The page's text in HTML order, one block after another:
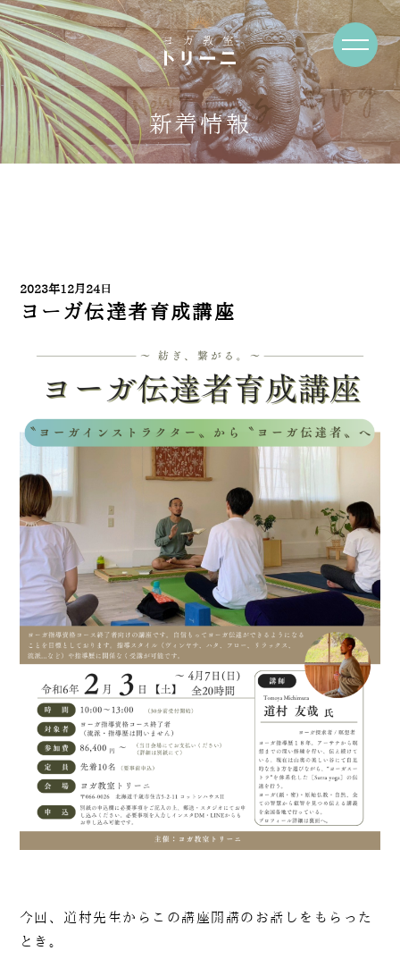
新着情報
News・Blog
2023年12月24日
ヨーガ伝達者育成講座
今回、道村先生からこの講座開講のお話しをもらった
とき。